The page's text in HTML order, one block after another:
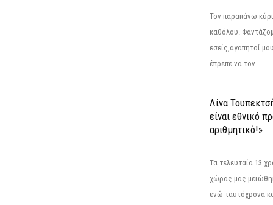
Τον παραπάνω
καθόλου.
εσείς,αγαπητοί
έπρεπε να τον...
Λίνα
είναι εθνικό
αριθμητικό!»
Τα τελευταία 13
χώρας μας
ενώ ταυτόχρονα